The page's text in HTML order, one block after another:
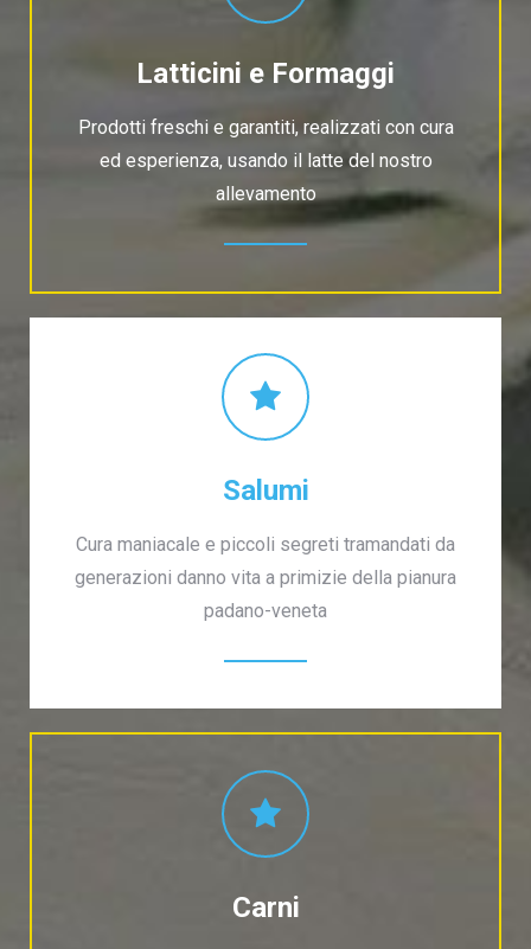
Latticini e Formaggi
Prodotti freschi e garantiti, realizzati con cura
ed esperienza, usando il latte del nostro
allevamento
Salumi
Cura maniacale e piccoli segreti tramandati da
generazioni danno vita a primizie della pianura
padano-veneta
Carni